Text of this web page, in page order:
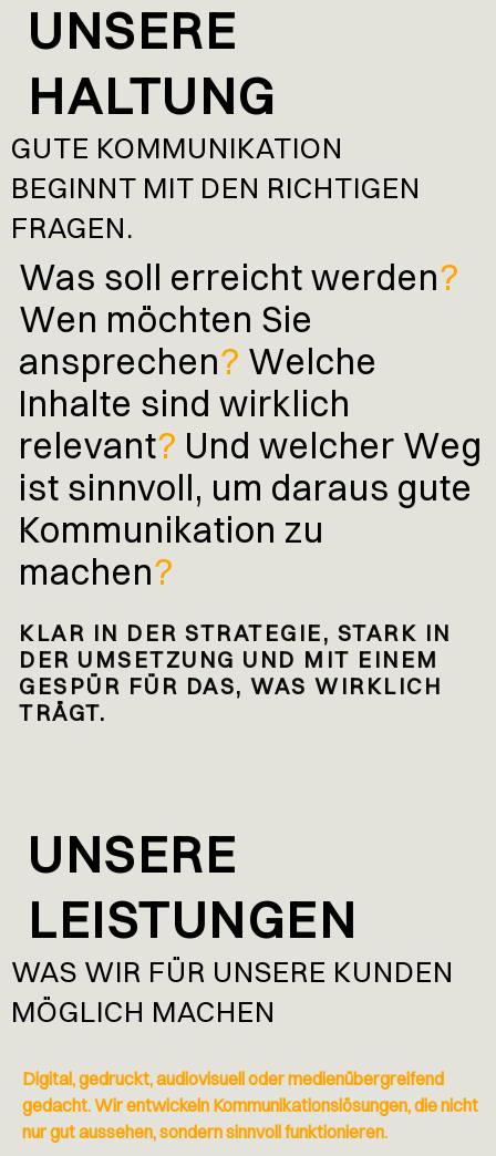
UNSERE
HALTUNG
GUTE KOMMUNIKATION
BEGINNT MIT DEN RICHTIGEN
FRAGEN.
Was soll erreicht werden?
Wen möchten Sie
ansprechen? Welche
Inhalte sind wirklich
relevant? Und welcher Weg
ist sinnvoll, um daraus gute
Kommunikation zu
machen?
KLAR IN DER STRATEGIE, STARK IN
DER UMSETZUNG UND MIT EINEM
GESPÜR FÜR DAS, WAS WIRKLICH
TRÄGT.
UNSERE
LEISTUNGEN
WAS WIR FÜR UNSERE KUNDEN
MÖGLICH MACHEN
Digital, gedruckt, audiovisuell oder medienübergreifend
gedacht. Wir entwickeln Kommunikationslösungen, die nicht
nur gut aussehen, sondern sinnvoll funktionieren.